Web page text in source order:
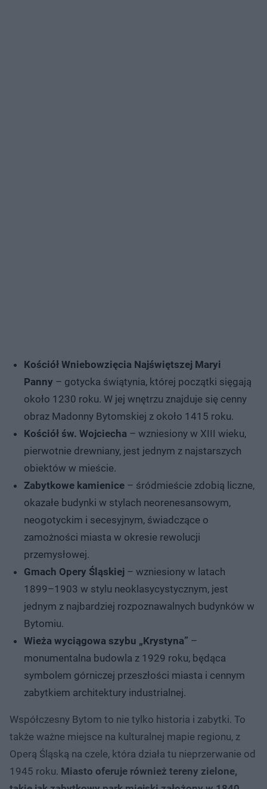
Kościół Wniebowzięcia Najświętszej Maryi
Panny – gotycka świątynia, której początki sięgają
około 1230 roku. W jej wnętrzu znajduje się cenny
obraz Madonny Bytomskiej z około 1415 roku.
Kościół św. Wojciecha – wzniesiony w XIII wieku,
pierwotnie drewniany, jest jednym z najstarszych
obiektów w mieście.
Zabytkowe kamienice – śródmieście zdobią liczne,
okazałe budynki w stylach neorenesansowym,
neogotyckim i secesyjnym, świadczące o
zamożności miasta w okresie rewolucji
przemysłowej.
Gmach Opery Śląskiej – wzniesiony w latach
1899–1903 w stylu neoklasycystycznym, jest
jednym z najbardziej rozpoznawalnych budynków w
Bytomiu.
Wieża wyciągowa szybu „Krystyna” –
monumentalna budowla z 1929 roku, będąca
symbolem górniczej przeszłości miasta i cennym
zabytkiem architektury industrialnej.
Współczesny Bytom to nie tylko historia i zabytki. To
także ważne miejsce na kulturalnej mapie regionu, z
Operą Śląską na czele, która działa tu nieprzerwanie od
1945 roku. Miasto oferuje również tereny zielone,